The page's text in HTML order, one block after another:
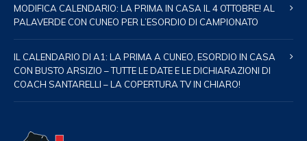
MODIFICA CALENDARIO: LA PRIMA IN CASA IL 4 OTTOBRE! AL
PALAVERDE CON CUNEO PER L’ESORDIO DI CAMPIONATO
IL CALENDARIO DI A1: LA PRIMA A CUNEO, ESORDIO IN CASA
CON BUSTO ARSIZIO – TUTTE LE DATE E LE DICHIARAZIONI DI
COACH SANTARELLI – LA COPERTURA TV IN CHIARO!